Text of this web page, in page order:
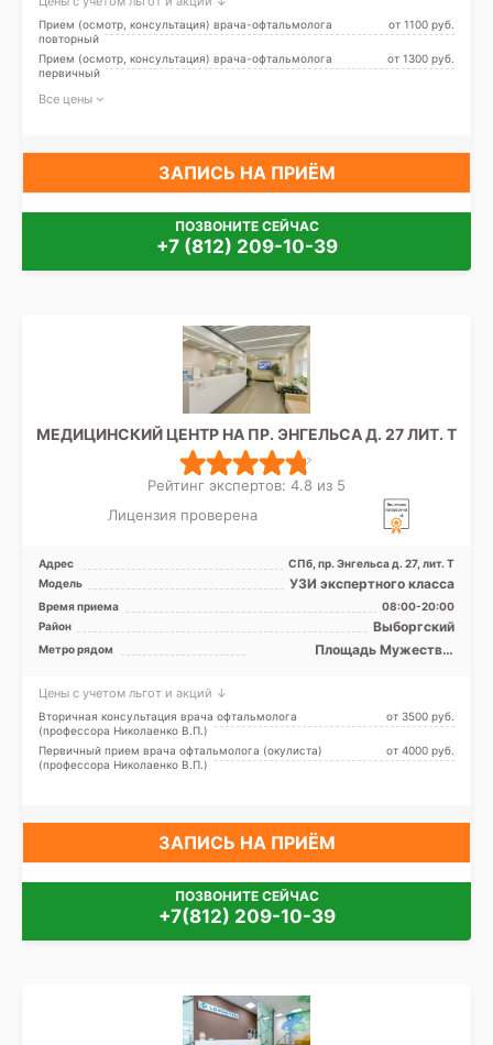
Прием (осмотр, консультация) врача-офтальмолога
повторный
от 1100 pуб.
Прием (осмотр, консультация) врача-офтальмолога
первичный
от 1300 pуб.
Все цены
ЗАПИСЬ НА ПРИЁМ
ПОЗВОНИТЕ СЕЙЧАС
+7 (812) 209-10-39
МЕДИЦИНСКИЙ ЦЕНТР НА ПР. ЭНГЕЛЬСА Д. 27 ЛИТ. Т
Рейтинг экспертов: 4.8 из 5
Лицензия проверена
Адрес
СПб, пр. Энгельса д. 27, лит. Т
Модель
УЗИ экспертного класса
Время приема
08:00-20:00
Район
Выборгский
Метро рядом
Площадь Мужества,
Цены с учетом льгот и акций ↓
Вторичная консультация врача офтальмолога
(профессора Николаенко В.П.)
от 3500 pуб.
Первичный прием врача офтальмолога (окулиста)
(профессора Николаенко В.П.)
от 4000 pуб.
ЗАПИСЬ НА ПРИЁМ
ПОЗВОНИТЕ СЕЙЧАС
+7(812) 209-10-39